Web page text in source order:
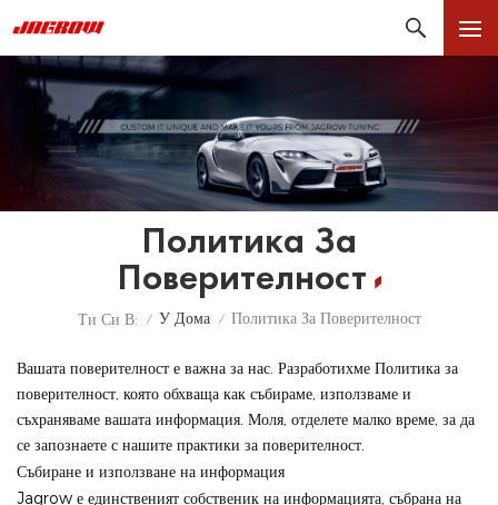
Политика За
Поверителност
Ти Си В: / У Дома / Политика За Поверителност
Вашата поверителност е важна за нас. Разработихме Политика за
поверителност, която обхваща как събираме, използваме и
съхраняваме вашата информация. Моля, отделете малко време, за да
се запознаете с нашите практики за поверителност.
Събиране и използване на информация
Jagrow е единственият собственик на информацията, събрана на